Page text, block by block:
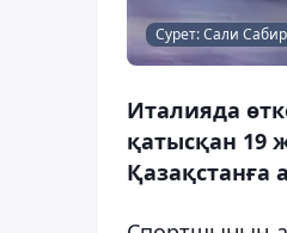
Сурет: Сали
Италияда
қатысқан 19
Қазақстанға